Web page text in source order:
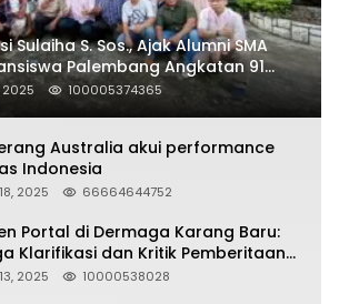
Sulaiha S. Sos., Ajak Alumni SMA
Palembang Angkatan 91
Bihalal
2025 100005374365
Australia akui performance
Indonesia
2025 66664644752
Portal di Dermaga Karang Baru:
Klarifikasi dan Kritik Pemberitaan
Tidak Akurat
2025 10000538028